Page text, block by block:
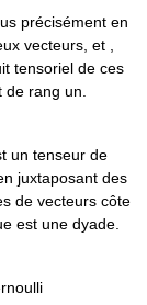
précisément en
vecteurs, et ,
tensoriel de ces
rang un.
un tenseur de
juxtaposant des
de vecteurs côte
est une dyade.